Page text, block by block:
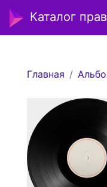
Каталог прав
Главная